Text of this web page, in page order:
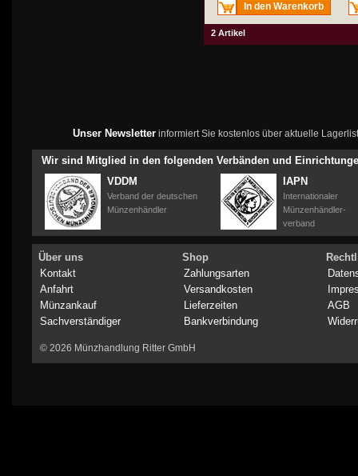
In den Warenkorb
2 Artikel
Unser Newsletterinformiert Sie kostenlos über aktuelle
Wir sind Mitglied in den folgenden Verbänden und
VDDM
Verband der deutschen
Münzenhändler
IAPN
Internationaler
Münzenhändler-
verband
Über uns
Kontakt
Anfahrt
Münzankauf
Sachverständiger
Shop
Zahlungsarten
Versandkosten
Lieferzeiten
Bankverbindung
AGB
© 2026 Münzhandlung Ritter GmbH